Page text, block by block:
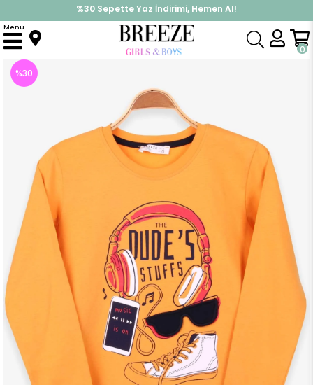
%30 Sepette Yaz İndirimi, Hemen Al!
İndirimlere ek %10 İndirimi Kap, Hemen Üye Ol!
0
Menu
Anasayfa Üst Giyim Uzun Kollu Tişört Erkek Çocuk Uzun Kollu Tisört Kulaklik Baskili Hardal Sari (5 Yaş)
%30